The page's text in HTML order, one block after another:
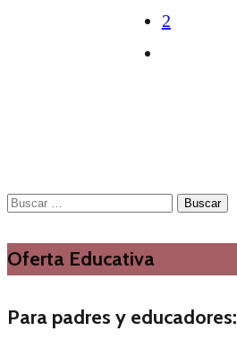
2
Buscar:
Oferta Educativa
Para padres y educadores: